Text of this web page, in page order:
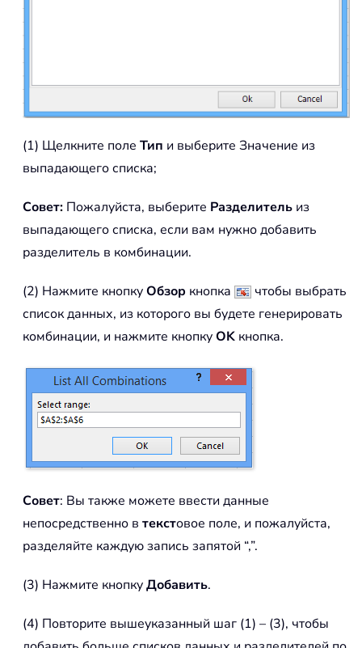
(1) Щелкните поле Тип и выберите Значение из
выпадающего списка;
Совет: Пожалуйста, выберите Разделитель из
выпадающего списка, если вам нужно добавить
разделитель в комбинации.
(2) Нажмите кнопкуОбзор кнопка
чтобы выбрать
список данных, из которого вы будете генерировать
комбинации, и нажмите кнопкуOK кнопка.
Совет: Вы также можете ввести данные
непосредственно в текстовое поле, и пожалуйста,
разделяйте каждую запись запятой “,”.
(3) Нажмите кнопкуДобавить.
(4) Повторите вышеуказанный шаг (1) – (3), чтобы